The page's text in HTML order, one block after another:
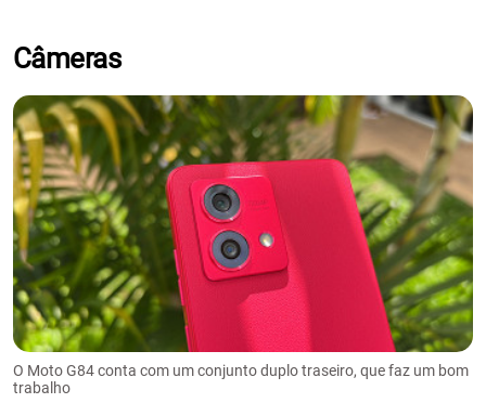
Câmeras
O Moto G84 conta com um conjunto duplo traseiro, que faz um bom
trabalho